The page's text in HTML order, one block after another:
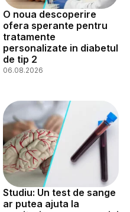
O noua descoperire
ofera sperante pentru
tratamente
personalizate in diabetul
de tip 2
06.08.2026
Studiu: Un test de sange
ar putea ajuta la